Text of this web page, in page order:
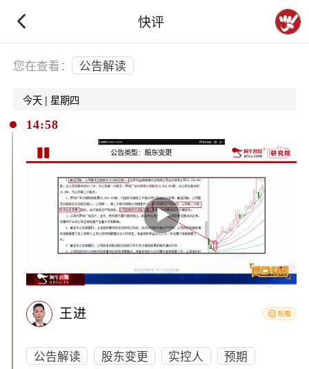
快评
下拉刷新
您在查看： 公告解读
今天 | 星期四
14:58
王进
公告解读 股东变更 实控人
预期